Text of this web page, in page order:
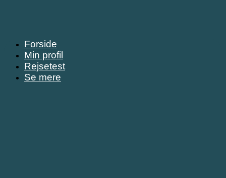
Forside
Min profil
Rejsetest
Se mere